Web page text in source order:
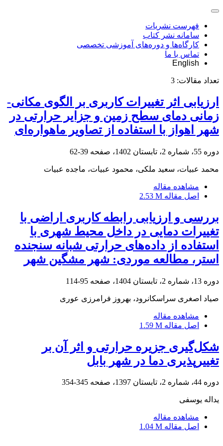
فهرست نشریات
سامانه نشر کتاب
کارگاه‌ها و دوره‌های آموزشی تخصصی
تماس با ما
English
تعداد مقالات: 3
ارزیابی اثر تغییرات کاربری بر الگوی مکانی-
زمانی دمای سطح زمین و جزایر حرارتی در
شهر اهواز با استفاده از تصاویر ماهواره‌ای
دوره 55، شماره 2، تابستان 1402، صفحه 39-62
محمد عبیات، سعید ملکی، محمود عبیات، ماجده عبیات
مشاهده مقاله
اصل مقاله 2.53 M
بررسی و ارزیابی رابطه کاربری اراضی با
تغییرات دمایی در داخل محیط شهری با
استفاده از داده‌های حرارتی شبانه سنجنده
استر، مطالعه موردی: شهر مشگین شهر
دوره 13، شماره 2، تابستان 1404، صفحه 95-114
صیاد اصغری سراسکانرود، بهروز فرامرزی عوری
مشاهده مقاله
اصل مقاله 1.59 M
شکل‌گیری جزیره حرارتی و اثر آن بر
تغییرپذیری دما در شهر بابل
دوره 44، شماره 2، تابستان 1397، صفحه 345-354
یداله یوسفی
مشاهده مقاله
اصل مقاله 1.04 M